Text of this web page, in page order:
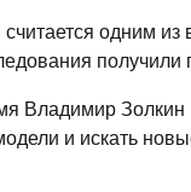
одним
Владимир Золкин
и искать